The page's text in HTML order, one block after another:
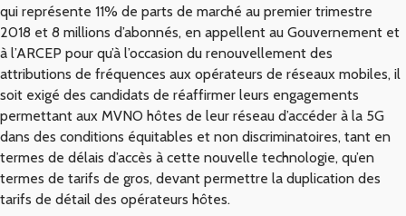
qui représente 11% de parts de marché au premier trimestre
2018 et 8 millions d’abonnés, en appellent au Gouvernement et
à l’ARCEP pour qu’à l’occasion du renouvellement des
attributions de fréquences aux opérateurs de réseaux mobiles, il
soit exigé des candidats de réaffirmer leurs engagements
permettant aux MVNO hôtes de leur réseau d’accéder à la 5G
dans des conditions équitables et non discriminatoires, tant en
termes de délais d’accès à cette nouvelle technologie, qu’en
termes de tarifs de gros, devant permettre la duplication des
tarifs de détail des opérateurs hôtes.